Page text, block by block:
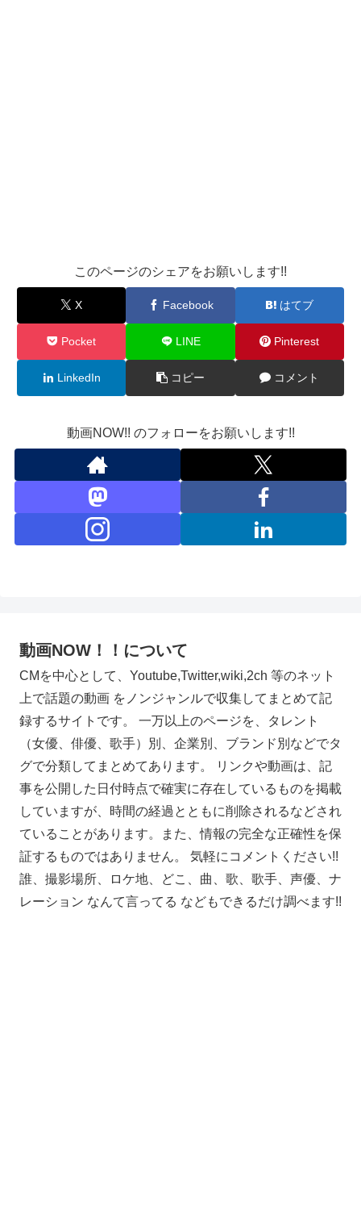
このページのシェアをお願いします!!
X Facebook はてブ
Pocket LINE Pinterest
LinkedIn コピー コメント
動画NOW!! のフォローをお願いします!!
動画NOW！！について
CMを中心として、Youtube,Twitter,wiki,2ch 等のネット
上で話題の動画 をノンジャンルで収集してまとめて記
録するサイトです。 一万以上のページを、タレント
（女優、俳優、歌手）別、企業別、ブランド別などでタ
グで分類してまとめてあります。 リンクや動画は、記
事を公開した日付時点で確実に存在しているものを掲載
していますが、時間の経過とともに削除されるなどされ
ていることがあります。また、情報の完全な正確性を保
証するものではありません。 気軽にコメントください!!
誰、撮影場所、ロケ地、どこ、曲、歌、歌手、声優、ナ
レーション なんて言ってる などもできるだけ調べます!!